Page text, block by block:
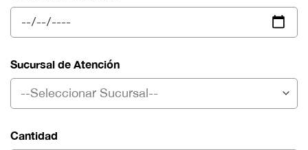
Sucursal de Atención
Cantidad